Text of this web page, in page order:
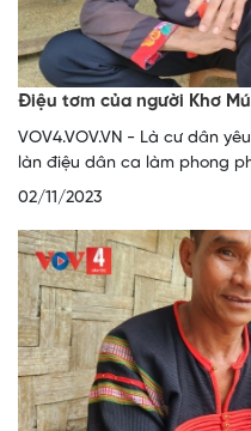
Điệu tơm của người Khơ Mú
VOV4.VOV.VN - Là cư dân
làn điệu dân ca làm phong
02/11/2023